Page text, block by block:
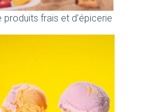
produits frais et d’épicerie